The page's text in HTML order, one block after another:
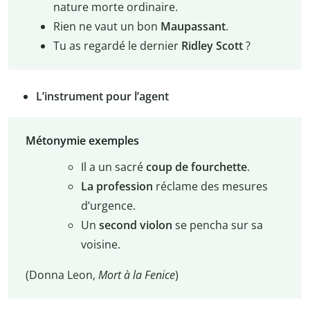
nature morte ordinaire.
Rien ne vaut un bon Maupassant.
Tu as regardé le dernier Ridley Scott?
L’instrument pour l’agent
Métonymie exemples
Il a un sacrécoup de fourchette.
La profession réclame des mesures
d’urgence.
Un second violon se pencha sur sa
voisine.
(Donna Leon, Mort à la Fenice)